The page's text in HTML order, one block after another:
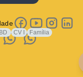
BD CV I Família